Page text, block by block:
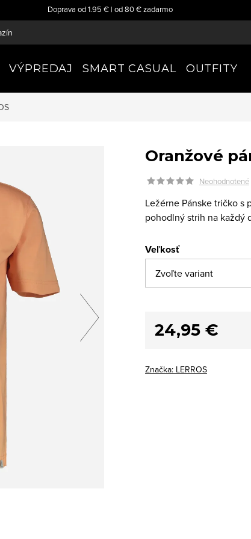
Doprava od 1.95 € | od 80 € zadarmo
VÝPREDAJ SMART CASUAL OUTFITY
Oranžové
Neohodnotené
Ležérne Pánske tričko s
pohodlný strih na každý
Veľkosť
24,95 €
Značka: LERROS